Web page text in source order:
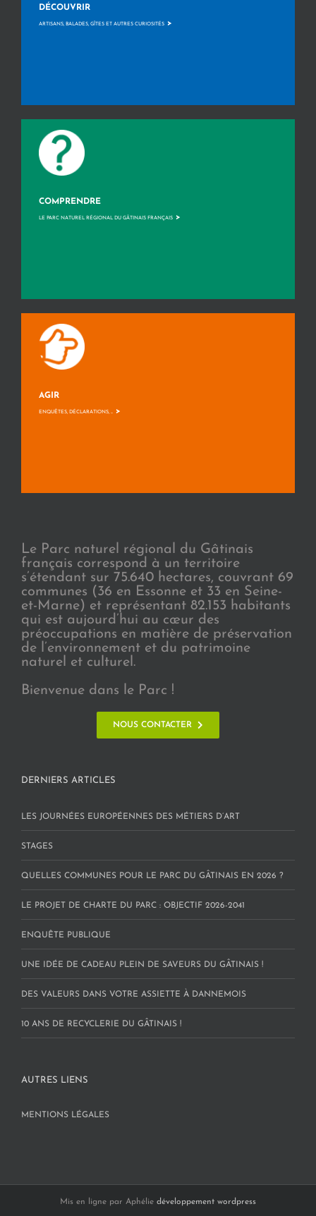
DÉCOUVRIR
ARTISANS, BALADES, GÎTES ET AUTRES CURIOSITÉS >
COMPRENDRE
LE PARC NATUREL RÉGIONAL DU GÂTINAIS FRANÇAIS >
AGIR
ENQUÊTES, DÉCLARATIONS, ... >
Le Parc naturel régional du Gâtinais
français correspond à un territoire
s’étendant sur 75.640 hectares, couvrant 69
communes (36 en Essonne et 33 en Seine-
et-Marne) et représentant 82.153 habitants
qui est aujourd’hui au cœur des
préoccupations en matière de préservation
de l’environnement et du patrimoine
naturel et culturel.
Bienvenue dans le Parc !
NOUS CONTACTER
DERNIERS ARTICLES
LES JOURNÉES EUROPÉENNES DES MÉTIERS D’ART
STAGES
QUELLES COMMUNES POUR LE PARC DU GÂTINAIS EN 2026 ?
LE PROJET DE CHARTE DU PARC : OBJECTIF 2026-2041
ENQUÊTE PUBLIQUE
UNE IDÉE DE CADEAU PLEIN DE SAVEURS DU GÂTINAIS !
DES VALEURS DANS VOTRE ASSIETTE À DANNEMOIS
10 ANS DE RECYCLERIE DU GÂTINAIS !
AUTRES LIENS
MENTIONS LÉGALES
Mis en ligne par Aphélie développement wordpress